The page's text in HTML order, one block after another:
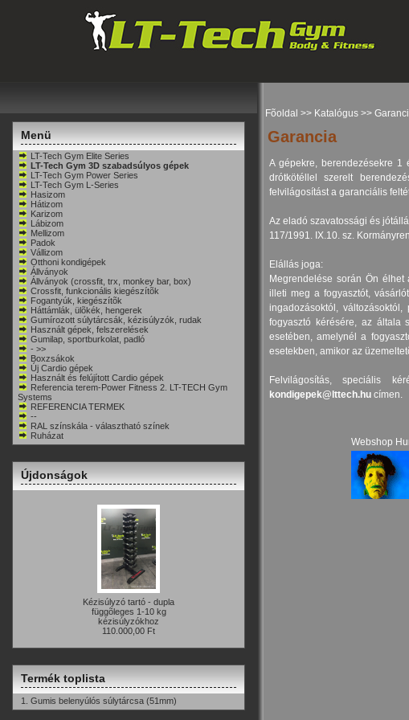
Menü
LT-Tech Gym Elite Series
LT-Tech Gym 3D szabadsúlyos gépek
LT-Tech Gym Power Series
LT-Tech Gym L-Series
Hasizom
Hátizom
Karizom
Lábizom
Mellizom
Padok
Vállizom
Otthoni kondigépek
Állványok
Állványok (crossfit, trx, monkey bar, box)
Crossfit, funkcionális kiegészítõk
Fogantyúk, kiegészítõk
Háttámlák, ülõkék, hengerek
Gumírozott súlytárcsák, kézisúlyzók, rudak
Használt gépek, felszerelések
Gumilap, sportburkolat, padló
- >>
Boxzsákok
Új Cardio gépek
Használt és felújított Cardio gépek
Referencia terem-Power Fitness 2. LT-TECH Gym
Systems
REFERENCIA TERMEK
--
RAL színskála - választható színek
Ruházat
Újdonságok
Kézisúlyzó tartó - dupla
függõleges 1-10 kg
kézisúlyzókhoz
110.000,00 Ft
Termék toplista
1. Gumis belenyúlós súlytárcsa (51mm)
Fõoldal >> Katalógus >>
Garancia
A gépekre, berendezésekre 1
drótkötéllel szerelt
felvilágosítást a garanciális
Az eladó szavatossági és
117/1991. IX.10. sz.
Elállás joga:
Megrendelése során Ön
illeti meg a fogyasztót,
ingadozásoktól,
fogyasztó kérésére, az általa
esetében, amelynél a
esetekben, amikor az
Felvilágosítás, speciális
kondigepek@lttech.hu címen.
Webshop